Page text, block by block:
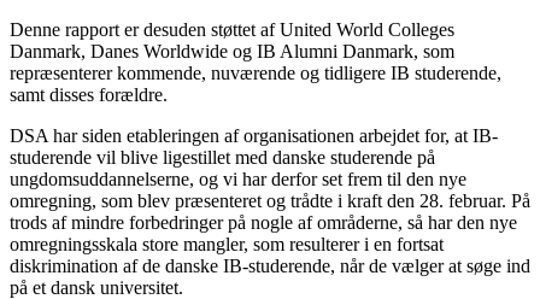
Denne rapport er desuden støttet af United World Colleges
Danmark, Danes Worldwide og IB Alumni Danmark, som
repræsenterer kommende, nuværende og tidligere IB studerende,
samt disses forældre.
DSA har siden etableringen af organisationen arbejdet for, at IB-
studerende vil blive ligestillet med danske studerende på
ungdomsuddannelserne, og vi har derfor set frem til den nye
omregning, som blev præsenteret og trådte i kraft den 28. februar. På
trods af mindre forbedringer på nogle af områderne, så har den nye
omregningsskala store mangler, som resulterer i en fortsat
diskrimination af de danske IB-studerende, når de vælger at søge ind
på et dansk universitet.